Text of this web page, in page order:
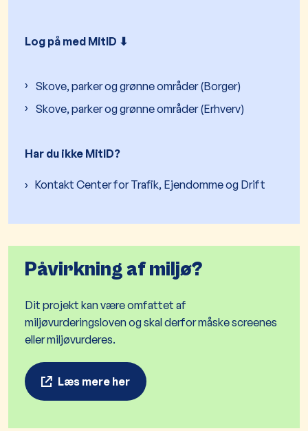
Log på med MitID ⬇︎
Skove, parker og grønne områder (Borger)
Skove, parker og grønne områder (Erhverv)
Har du ikke MitID?
Kontakt Center for Trafik, Ejendomme og Drift
Påvirkning af miljø?
Dit projekt kan være omfattet af
miljøvurderingsloven og skal derfor måske screenes
eller miljøvurderes.
Læs mere her